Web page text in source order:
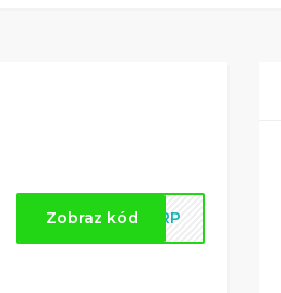
Zobraz kód10RP